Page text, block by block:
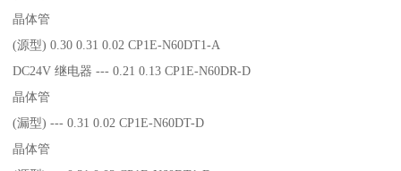
晶体管
(源型) 0.30 0.31 0.02 CP1E-N60DT1-A
DC24V 继电器 --- 0.21 0.13 CP1E-N60DR-D
晶体管
(漏型) --- 0.31 0.02 CP1E-N60DT-D
晶体管